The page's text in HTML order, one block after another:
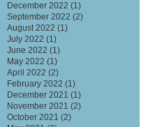
December 2022 (1)
September 2022 (2)
August 2022 (1)
July 2022 (1)
June 2022 (1)
May 2022 (1)
April 2022 (2)
February 2022 (1)
December 2021 (1)
November 2021 (2)
October 2021 (2)